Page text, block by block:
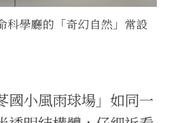
科學廳的「奇幻自然」常設
國小風雨球場」如同一